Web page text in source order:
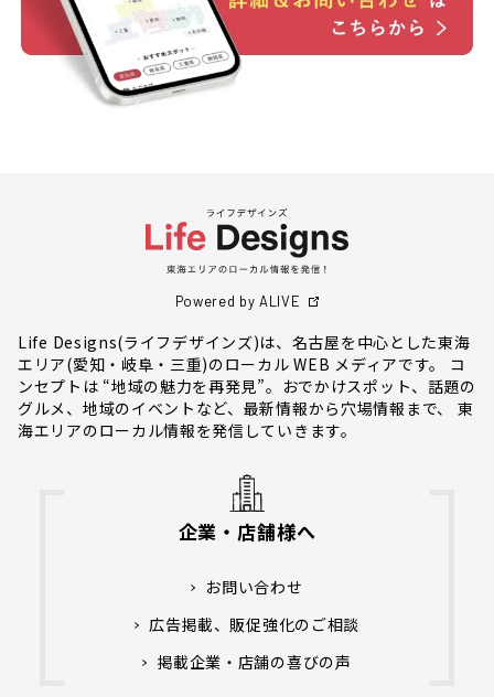
Powered by ALIVE
Life Designs(ライフデザインズ)は、名古屋を中心とした東海
エリア(愛知・岐阜・三重)のローカル WEB メディアです。 コ
ンセプトは “地域の魅力を再発見”。おでかけスポット、話題の
グルメ、地域のイベントなど、最新情報から穴場情報まで、 東
海エリアのローカル情報を発信していきます。
企業・店舗様へ
お問い合わせ
広告掲載、販促強化のご相談
掲載企業・店舗の喜びの声